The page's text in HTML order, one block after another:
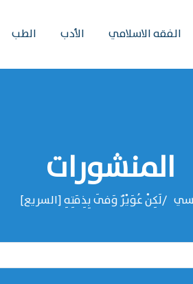
الفقه الاسلامي الأدب الطب
المنشورات
لَكِنْ عُوَيْرٌ وَفَى بِذِمَتِهِ [السريع]